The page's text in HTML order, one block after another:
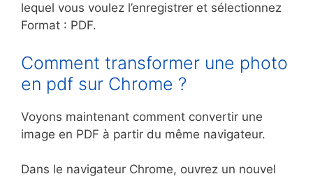
lequel vous voulez l’enregistrer et sélectionnez
Format : PDF.
Comment transformer une photo
en pdf sur Chrome ?
Voyons maintenant comment convertir une
image en PDF à partir du même navigateur.
Dans le navigateur Chrome, ouvrez un nouvel